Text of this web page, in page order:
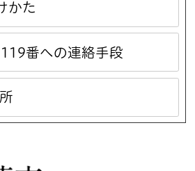
かた
番への連絡手段